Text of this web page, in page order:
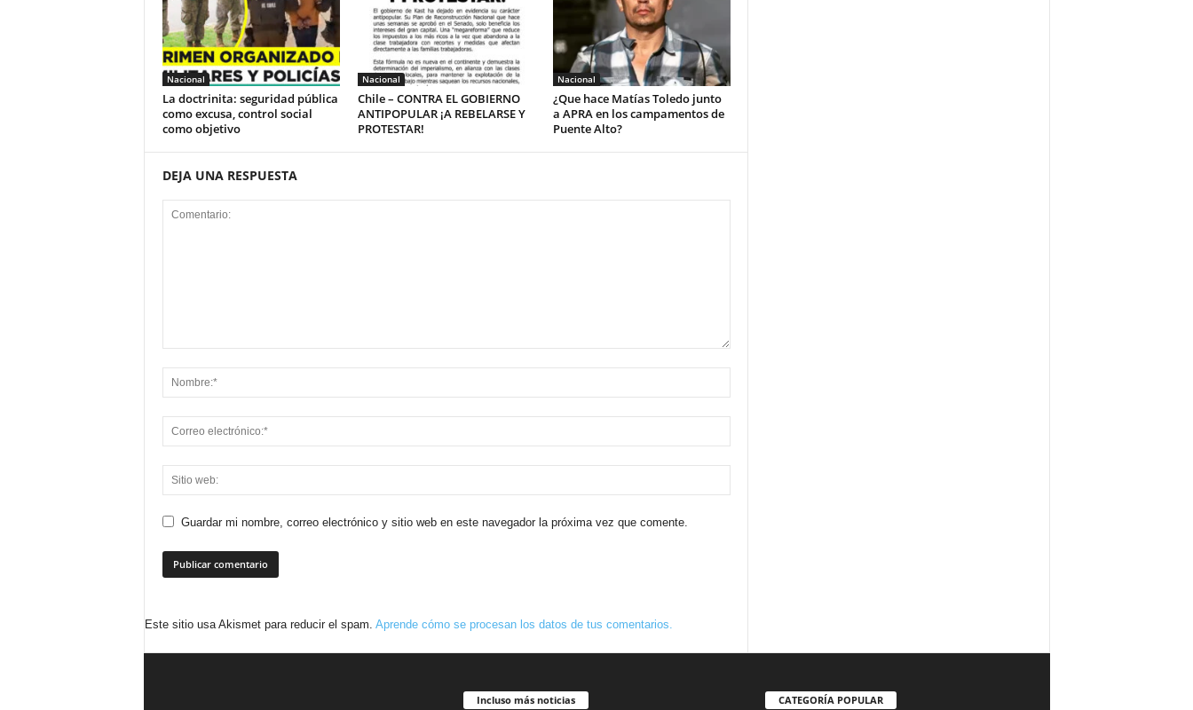
Nacional
La doctrinita: seguridad pública
como excusa, control social
como objetivo
Nacional
Chile – CONTRA EL GOBIERNO
ANTIPOPULAR ¡A REBELARSE Y
PROTESTAR!
Nacional
¿Que hace Matías Toledo junto
a APRA en los campamentos de
Puente Alto?
DEJA UNA RESPUESTA
Guardar mi nombre, correo electrónico y sitio web en este navegador la próxima vez que comente.
Este sitio usa Akismet para reducir el spam. Aprende cómo se procesan los datos de tus comentarios.
Incluso más noticias CATEGORÍA POPULAR